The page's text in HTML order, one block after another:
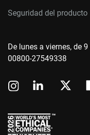
Seguridad del producto
De lunes a viernes, de
00800-27549338